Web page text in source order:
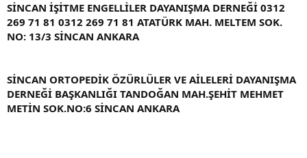
SİNCAN İŞİTME ENGELLİLER DAYANIŞMA DERNEĞİ 0312
269 71 81 0312 269 71 81 ATATÜRK MAH. MELTEM SOK.
NO: 13/3 SİNCAN ANKARA
SİNCAN ORTOPEDİK ÖZÜRLÜLER VE AİLELERİ DAYANIŞMA
DERNEĞİ BAŞKANLIĞI TANDOĞAN MAH.ŞEHİT MEHMET
METİN SOK.NO:6 SİNCAN ANKARA